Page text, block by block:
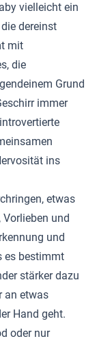
vielleicht ein
dereinst
mit
die
Grund
immer
ins
etwas
und
und
es bestimmt
stärker dazu
an etwas
Hand geht.
oder nur